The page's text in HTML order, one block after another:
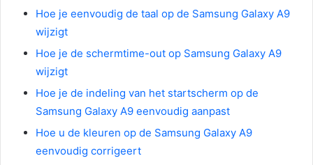
Hoe je eenvoudig de taal op de Samsung Galaxy A9
wijzigt
Hoe je de schermtime-out op Samsung Galaxy A9
wijzigt
Hoe je de indeling van het startscherm op de
Samsung Galaxy A9 eenvoudig aanpast
Hoe u de kleuren op de Samsung Galaxy A9
eenvoudig corrigeert